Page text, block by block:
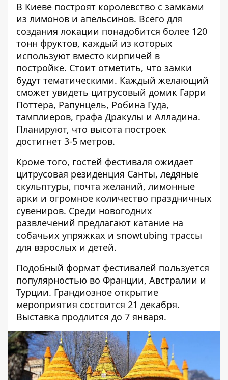
В Киеве построят королевство с замками
из лимонов и апельсинов. Всего для
создания локации понадобится более 120
тонн фруктов, каждый из которых
используют вместо кирпичей в
постройке. Стоит отметить, что замки
будут тематическими. Каждый желающий
сможет увидеть цитрусовый домик Гарри
Поттера, Рапунцель, Робина Гуда,
тамплиеров, графа Дракулы и Алладина.
Планируют, что высота построек
достигнет 3-5 метров.
Кроме того, гостей фестиваля ожидает
цитрусовая резиденция Санты, ледяные
скульптуры, почта желаний, лимонные
арки и огромное количество праздничных
сувениров. Среди новогодних
развлечений предлагают катание на
собачьих упряжках и snowtubing трассы
для взрослых и детей.
Подобный формат фестивалей пользуется
популярностью во Франции, Австралии и
Турции. Грандиозное открытие
мероприятия состоится 21 декабря.
Выставка продлится до 7 января.